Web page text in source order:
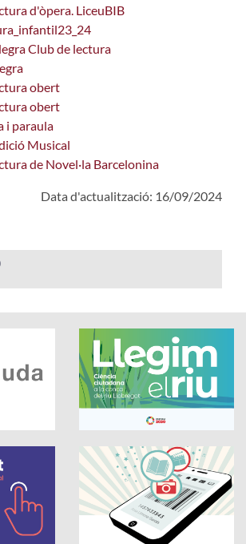
d'òpera. LiceuBIB
Club de lectura
obert
obert
i paraula
Musical
de Novel·la Barcelonina
Data d'actualització: 16/09/2024
La mitjana de les valoracions és de 0 estrelles